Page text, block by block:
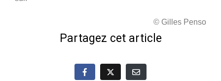
© Gilles Penso
Partagez cet article